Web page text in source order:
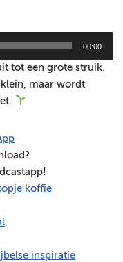
00:00
tot een grote struik.
maar wordt
koffie
inspiratie